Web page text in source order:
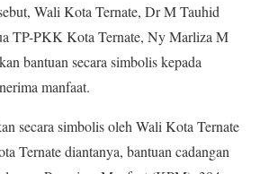
Wali Kota Ternate, Dr M Tauhid
TP-PKK Kota Ternate, Ny Marliza M
bantuan secara simbolis kepada
manfaat.
secara simbolis oleh Wali Kota Ternate
Ternate diantanya, bantuan cadangan